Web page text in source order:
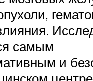
самым
и